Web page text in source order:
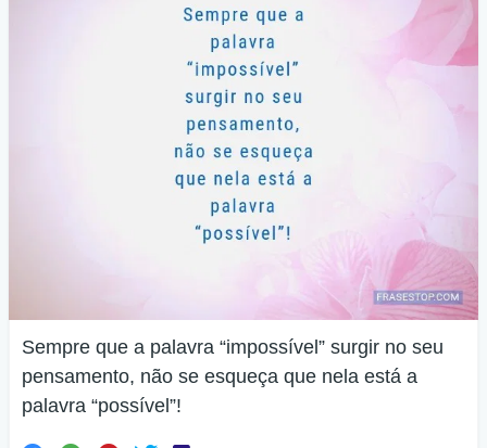
Sempre que a palavra “impossível” surgir no seu
pensamento, não se esqueça que nela está a
palavra “possível”!